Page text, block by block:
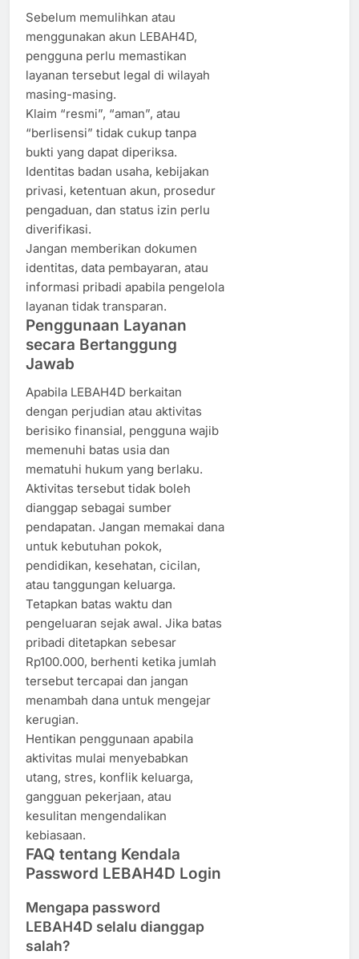
Sebelum memulihkan atau
menggunakan akun LEBAH4D,
pengguna perlu memastikan
layanan tersebut legal di wilayah
masing-masing.
Klaim “resmi”, “aman”, atau
“berlisensi” tidak cukup tanpa
bukti yang dapat diperiksa.
Identitas badan usaha, kebijakan
privasi, ketentuan akun, prosedur
pengaduan, dan status izin perlu
diverifikasi.
Jangan memberikan dokumen
identitas, data pembayaran, atau
informasi pribadi apabila pengelola
layanan tidak transparan.
Penggunaan Layanan
secara Bertanggung
Jawab
Apabila LEBAH4D berkaitan
dengan perjudian atau aktivitas
berisiko finansial, pengguna wajib
memenuhi batas usia dan
mematuhi hukum yang berlaku.
Aktivitas tersebut tidak boleh
dianggap sebagai sumber
pendapatan. Jangan memakai dana
untuk kebutuhan pokok,
pendidikan, kesehatan, cicilan,
atau tanggungan keluarga.
Tetapkan batas waktu dan
pengeluaran sejak awal. Jika batas
pribadi ditetapkan sebesar
Rp100.000, berhenti ketika jumlah
tersebut tercapai dan jangan
menambah dana untuk mengejar
kerugian.
Hentikan penggunaan apabila
aktivitas mulai menyebabkan
utang, stres, konflik keluarga,
gangguan pekerjaan, atau
kesulitan mengendalikan
kebiasaan.
FAQ tentang Kendala
Password LEBAH4D Login
Mengapa password
LEBAH4D selalu dianggap
salah?